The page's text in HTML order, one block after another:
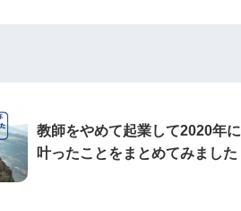
教師をやめて起業して2020年に
叶ったことをまとめてみました